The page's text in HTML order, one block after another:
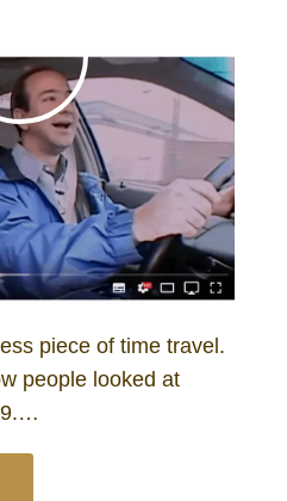
piece of time travel.
people looked at